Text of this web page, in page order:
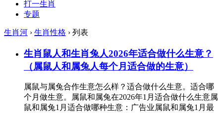
打一生肖
专题
生肖河 › 生肖性格 › 列表
生肖鼠人和生肖兔人2026年适合做什么生意？
（属鼠人和属兔人每个月适合做的生意）
属鼠与属兔合作生意怎么样？适合做什么生意。适合哪
个月做生意。属鼠和属兔在2026年1月适合做什么生意属
鼠和属兔1月适合做哪种生意：广告业属鼠和属兔1月最